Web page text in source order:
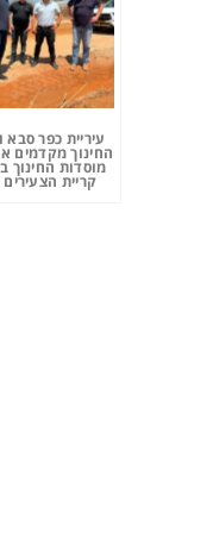
עיריית כפר
החינוך מקדמים
מוסדות החינוך
קריית